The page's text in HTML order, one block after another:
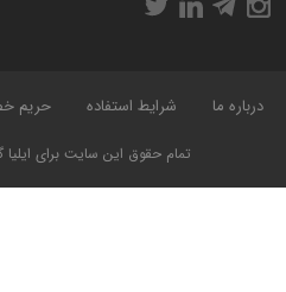
تمام حقوق این سایت برای
درباره ما شرایط استفاده حریم